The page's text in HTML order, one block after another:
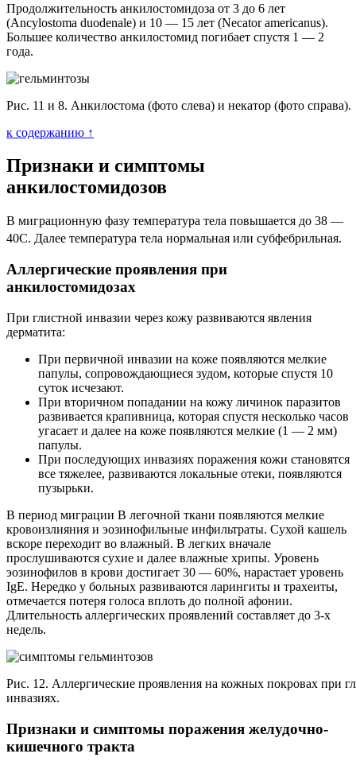
Продолжительность анкилостомидоза от 3 до 6 лет
(Ancylostoma duodenale) и 10 — 15 лет (Necator americanus).
Большее количество анкилостомид погибает спустя 1 — 2
года.
Рис. 11 и 8. Анкилостома (фото слева) и некатор (фото справа).
к содержанию ↑
Признаки и симптомы
анкилостомидозов
В миграционную фазу температура тела повышается до 38 —
40С. Далее температура тела нормальная или субфебрильная.
Аллергические проявления при
анкилостомидозах
При глистной инвазии через кожу развиваются явления
дерматита:
При первичной инвазии на коже появляются мелкие
папулы, сопровождающиеся зудом, которые спустя 10
суток исчезают.
При вторичном попадании на кожу личинок паразитов
развивается крапивница, которая спустя несколько часов
угасает и далее на коже появляются мелкие (1 — 2 мм)
папулы.
При последующих инвазиях поражения кожи становятся
все тяжелее, развиваются локальные отеки, появляются
пузырьки.
В период миграции В легочной ткани появляются мелкие
кровоизлияния и эозинофильные инфильтраты. Сухой кашель
вскоре переходит во влажный. В легких вначале
прослушиваются сухие и далее влажные хрипы. Уровень
эозинофилов в крови достигает 30 — 60%, нарастает уровень
IgЕ. Нередко у больных развиваются ларингиты и трахеиты,
отмечается потеря голоса вплоть до полной афонии.
Длительность аллергических проявлений составляет до 3-х
недель.
Рис. 12. Аллергические проявления на кожных покровах при
инвазиях.
Признаки и симптомы поражения желудочно-
кишечного тракта